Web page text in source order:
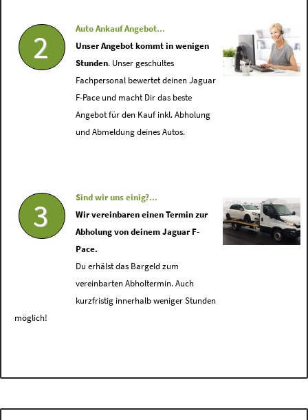
2
Auto Ankauf Angebot...
Unser Angebot kommt in wenigen
Stunden. Unser geschultes
Fachpersonal bewertet deinen Jaguar
F-Pace und macht Dir das beste
Angebot für den Kauf inkl. Abholung
und Abmeldung deines Autos.
3
Sind wir uns einig?...
Wir vereinbaren einen Termin zur
Abholung von deinem Jaguar F-
Pace.
Du erhälst das Bargeld zum
vereinbarten Abholtermin. Auch
kurzfristig innerhalb weniger Stunden
möglich!